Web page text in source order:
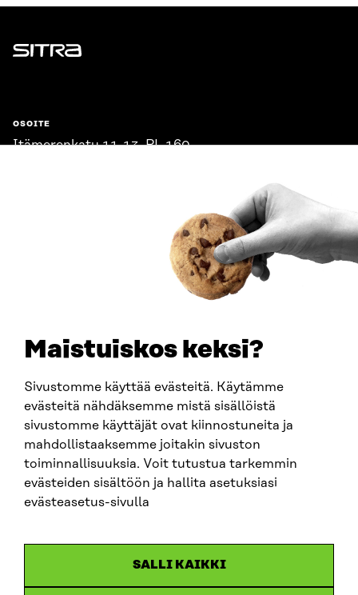
Maistuiskos keksi?
Sivustomme käyttää evästeitä. Käytämme
evästeitä nähdäksemme mistä sisällöistä
sivustomme käyttäjät ovat kiinnostuneita ja
mahdollistaaksemme joitakin sivuston
toiminnallisuuksia. Voit tutustua tarkemmin
evästeiden sisältöön ja hallita asetuksiasi
evästeasetus-sivulla
SALLI KAIKKI
Sitra
OSOITE
Itämerenkatu 11-13, PL 160,
SITRA SOSIAALISESSA MEDIASSA
LinkedIn
Instagram
YouTube